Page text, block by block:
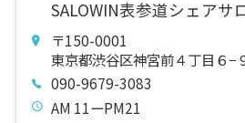
SALOWIN表参道シェアサ
〒150-0001
東京都渋谷区神宮前４丁目６−
090-9679-3083
AM 11ーPM21